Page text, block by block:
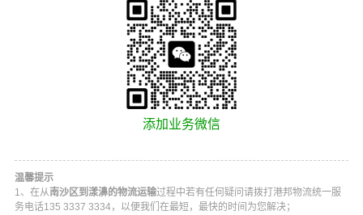
添加业务微信
温馨提示
1、在从南沙区到漾濞的物流运输过程中若有任何疑问请拨打 港邦物流统一服
务电话135 3337 3334，以便我们在最短，最快的时间为您解决；